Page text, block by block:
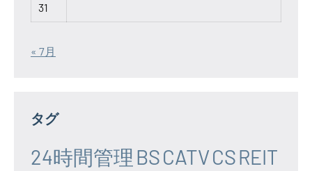
31
« 7月
タグ
24時間管理 BSCATVCSREIT